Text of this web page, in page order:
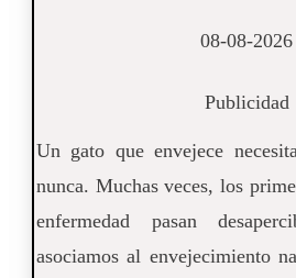
08-08-2026
Publicidad
Un gato que envejece
nunca. Muchas veces, los
enfermedad pasan
asociamos al envejecimiento